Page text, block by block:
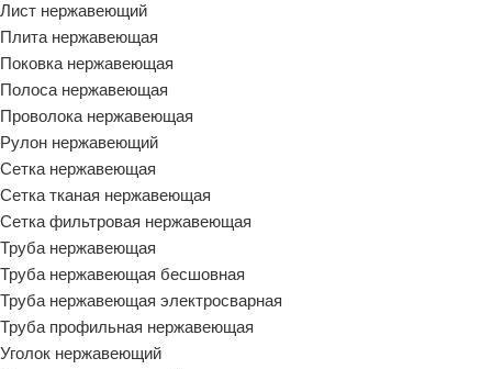
Лист нержавеющий
Плита нержавеющая
Поковка нержавеющая
Полоса нержавеющая
Проволока нержавеющая
Рулон нержавеющий
Сетка нержавеющая
Сетка тканая нержавеющая
Сетка фильтровая нержавеющая
Труба нержавеющая
Труба нержавеющая бесшовная
Труба нержавеющая электросварная
Труба профильная нержавеющая
Уголок нержавеющий